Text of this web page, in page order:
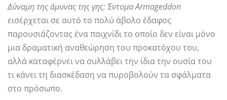
Δύναμη της άμυνας της γης: Έντομα Armageddon
εισέρχεται σε αυτό το πολύ άβολο έδαφος
παρουσιάζοντας ένα παιχνίδι το οποίο δεν είναι μόνο
μια δραματική αναθεώρηση του προκατόχου του,
αλλά καταφέρνει να συλλάβει την ίδια την ουσία του
τι κάνει τη διασκέδαση να πυροβολούν τα σφάλματα
στο πρόσωπο.